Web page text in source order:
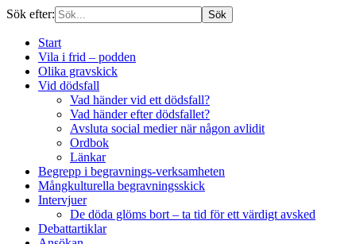
Sök efter:
Start
Vila i frid – podden
Olika gravskick
Vid dödsfall
Vad händer vid ett dödsfall?
Vad händer efter dödsfallet?
Avsluta social medier när någon avlidit
Ordbok
Länkar
Begrepp i begravnings-verksamheten
Mångkulturella begravningsskick
Intervjuer
De döda glöms bort – ta tid för ett värdigt avsked
Debattartiklar